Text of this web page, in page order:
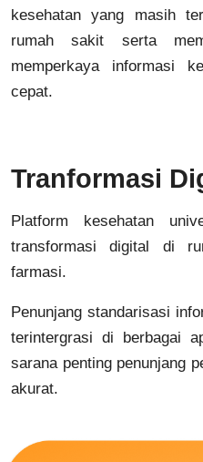
kesehatan yang masih
rumah sakit serta
memperkaya informasi
cepat.
Tranformasi
Platform kesehatan
transformasi digital di
farmasi.
Penunjang standarisasi
terintergrasi di berbagai
sarana penting penunjang
akurat.